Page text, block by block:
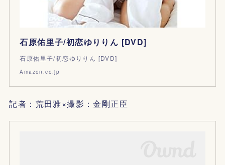
石原佑里子/初恋ゆりりん [DVD]
石原佑里子/初恋ゆりりん [DVD]
Amazon.co.jp
記者：荒田雅×撮影：金剛正臣